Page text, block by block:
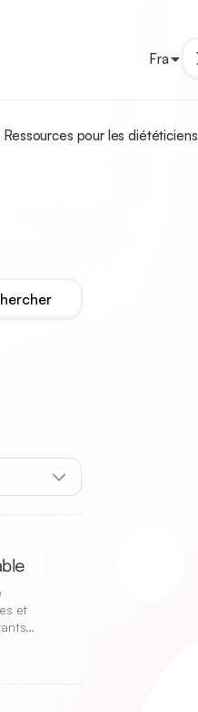
Ressources pour les diététiciens
Fra
et